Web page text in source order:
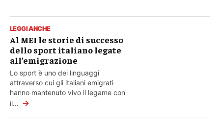
LEGGI ANCHE
Al MEI le storie di successo
dello sport italiano legate
all’emigrazione
Lo sport è uno dei linguaggi
attraverso cui gli italiani emigrati
hanno mantenuto vivo il legame con
il... →